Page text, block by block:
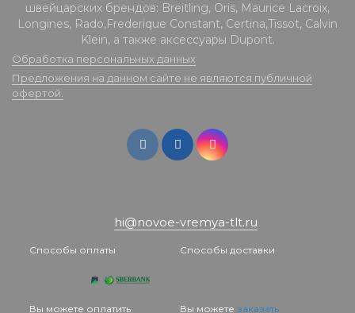
швейцарских брендов: Breitling, Oris, Maurice Lacroix,
Longines, Rado,Frederique Constant, Certina,Tissot, Calvin
Klein, а также аксессуары Dupont.
Обработка персональных данных
Предложения на данном сайте не являются публичной
офертой.
hi@novoe-vremya-tlt.ru
Способы оплаты
Вы можете оплатить
Способы доставки
Вы можете заказать